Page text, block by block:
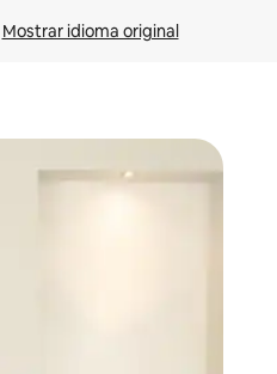
Mostrar idioma original